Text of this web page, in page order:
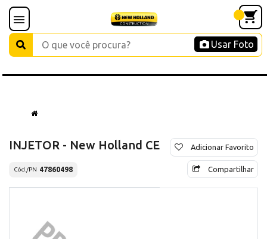
Usar Foto
INJETOR - New Holland CE
Cód./PN 47860498
Adicionar Favorito
Compartilhar